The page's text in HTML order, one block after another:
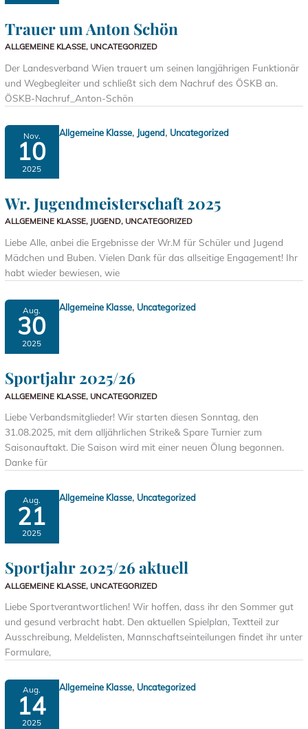
Trauer um Anton Schön
ALLGEMEINE KLASSE, UNCATEGORIZED
Der Landesverband Wien trauert um seinen langjährigen Funktionär
und Wegbegleiter und schließt sich dem Nachruf des ÖSKB an.
ÖSKB-Nachruf_Anton-Schön
Nov.
10
2025
Allgemeine Klasse, Jugend, Uncategorized
Wr. Jugendmeisterschaft 2025
ALLGEMEINE KLASSE, JUGEND, UNCATEGORIZED
Liebe Alle, anbei die Ergebnisse der Wr.M für Schüler und Jugend
Mädchen und Buben. Vielen Dank für das allseitige Engagement! Ihr
habt wieder bewiesen, wie
Aug.
30
2025
Allgemeine Klasse, Uncategorized
Sportjahr 2025/26
ALLGEMEINE KLASSE, UNCATEGORIZED
Liebe Verbandsmitglieder! Wir starten diesen Sonntag, den
31.08.2025, mit dem alljährlichen Strike& Spare Turnier zum
Saisonauftakt. Die Saison wird mit einer neuen Ölung begonnen.
Danke für
Aug.
21
2025
Allgemeine Klasse, Uncategorized
Sportjahr 2025/26 aktuell
ALLGEMEINE KLASSE, UNCATEGORIZED
Liebe Sportverantwortlichen! Wir hoffen, dass ihr den Sommer gut
und gesund verbracht habt. Den aktuellen Spielplan, Textteil zur
Ausschreibung, Meldelisten, Mannschaftseinteilungen findet ihr unter
Formulare,
Aug.
14
2025
Allgemeine Klasse, Uncategorized